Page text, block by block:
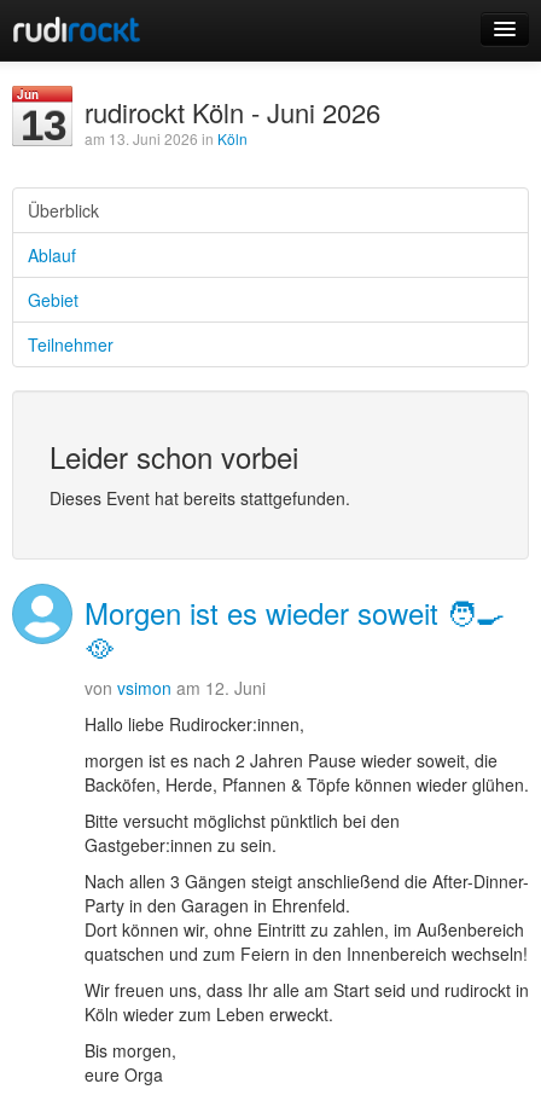
Events
Login
Registrieren
Jun
13 rudirockt Köln - Juni 2026
am 13. Juni 2026 in Köln
Überblick
Ablauf
Gebiet
Teilnehmer
Leider schon vorbei
Dieses Event hat bereits stattgefunden.
Morgen ist es wieder soweit 🧑‍🍳
🥘
von vsimon am 12. Juni
Hallo liebe Rudirocker:innen,
morgen ist es nach 2 Jahren Pause wieder soweit, die
Backöfen, Herde, Pfannen & Töpfe können wieder glühen.
Bitte versucht möglichst pünktlich bei den
Gastgeber:innen zu sein.
Nach allen 3 Gängen steigt anschließend die After-Dinner-
Party in den Garagen in Ehrenfeld.
Dort können wir, ohne Eintritt zu zahlen, im Außenbereich
quatschen und zum Feiern in den Innenbereich wechseln!
Wir freuen uns, dass Ihr alle am Start seid und rudirockt in
Köln wieder zum Leben erweckt.
Bis morgen,
eure Orga